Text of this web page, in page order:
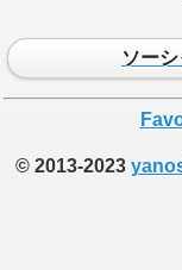
ソー
© 2013-2023